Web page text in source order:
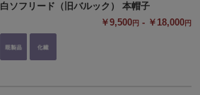
白ソフリード（旧バルック） 本帽子
￥9,500円 - ￥18,000円